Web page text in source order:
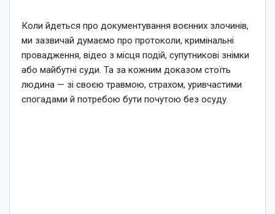
Коли йдеться про документування воєнних злочинів,
ми зазвичай думаємо про протоколи, кримінальні
провадження, відео з місця подій, супутникові знімки
або майбутні суди. Та за кожним доказом стоїть
людина — зі своєю травмою, страхом, уривчастими
спогадами й потребою бути почутою без осуду.